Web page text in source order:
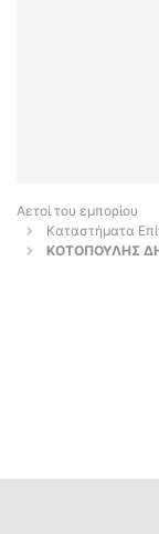
Αετοί του εμπορίου
Καταστήματα
ΚΟΤΟΠΟΥΛΗΣ